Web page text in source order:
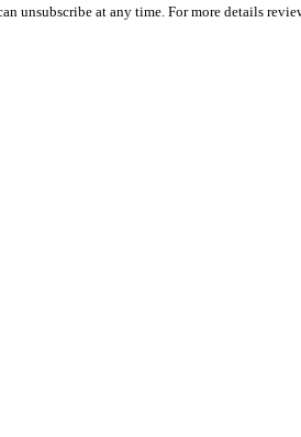
unsubscribe at any time. For more details